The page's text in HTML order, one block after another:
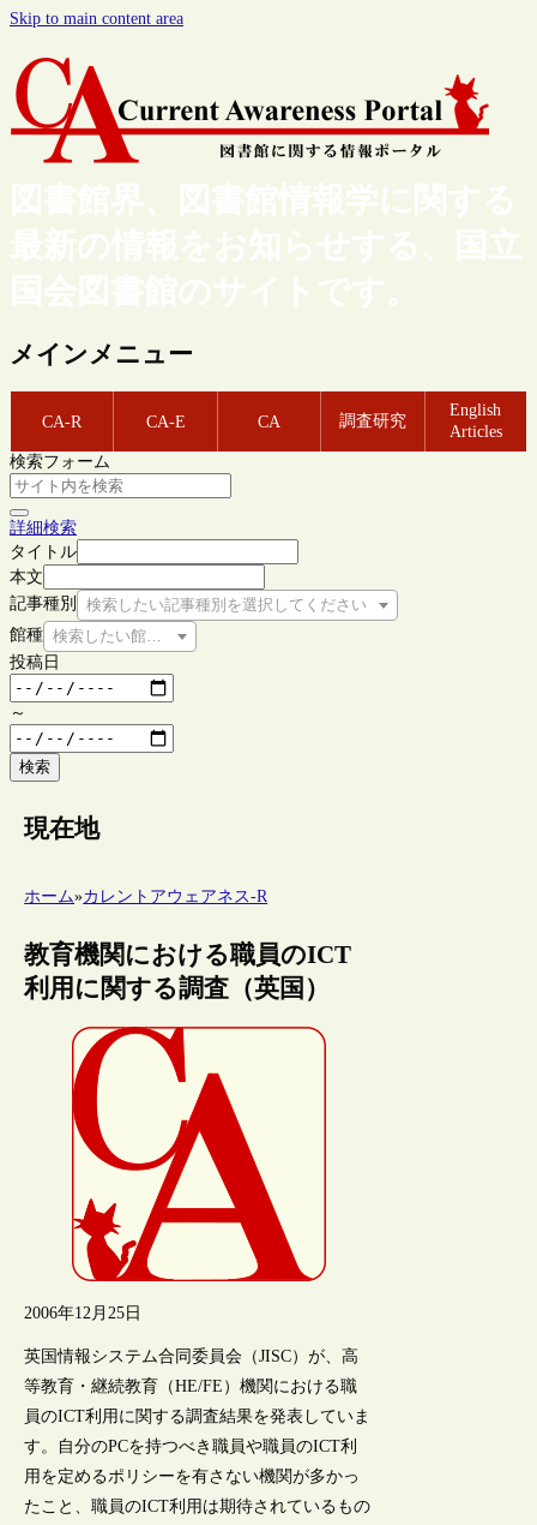
Skip to main content area
図書館界、図書館情報学に関する
最新の情報をお知らせする、国立
国会図書館のサイトです。
メインメニュー
CA-R CA-E CA 調査研究
English
Articles
検索フォーム
詳細検索
タイトル
本文
記事種別
検索したい記事種別を選択してください
館種 検索したい館種を選択してください
投稿日
～
検索
現在地
ホーム»カレントアウェアネス-R
教育機関における職員のICT
利用に関する調査（英国）
2006年12月25日
英国情報システム合同委員会（JISC）が、高
等教育・継続教育（HE/FE）機関における職
員のICT利用に関する調査結果を発表していま
す。自分のPCを持つべき職員や職員のICT利
用を定めるポリシーを有さない機関が多かっ
たこと、職員のICT利用は期待されているもの